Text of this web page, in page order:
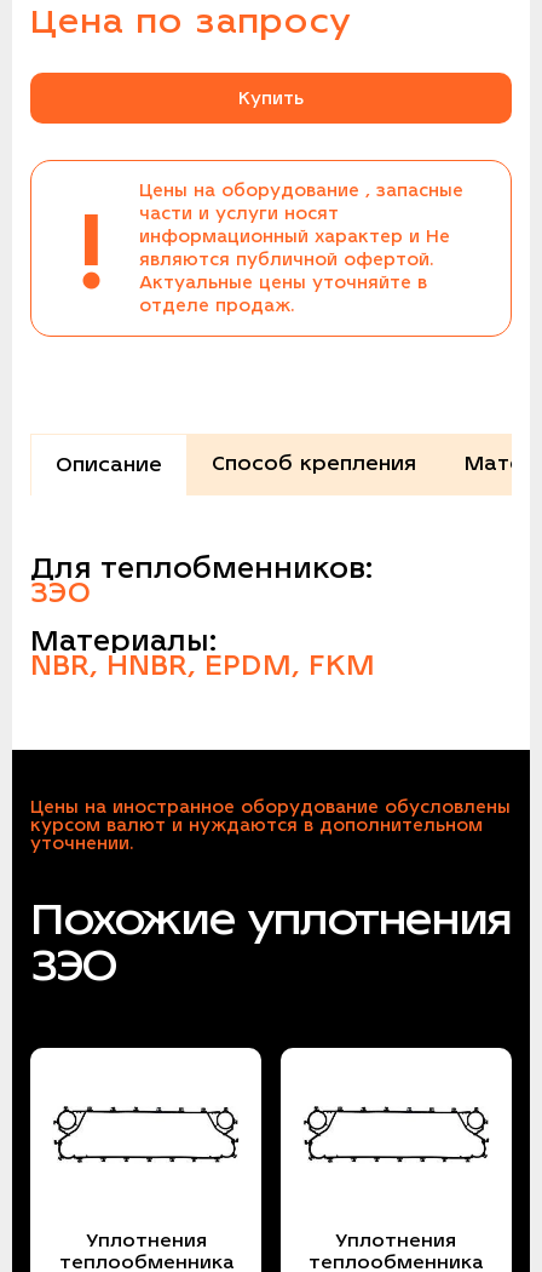
Цена по запросу
Купить
!
Цены на оборудование , запасные
части и услуги носят
информационный характер и Не
являются публичной офертой.
Актуальные цены уточняйте в
отделе продаж.
Описание Способ крепления
Для теплобменников:
ЗЭО
Материалы:
NBR, HNBR, EPDM, FKM
Цены на иностранное оборудование обусловлены
курсом валют и нуждаются в дополнительном
уточнении.
Похожие уплотнения
ЗЭО
Уплотнения
теплообменника
Уплотнения
теплообменника